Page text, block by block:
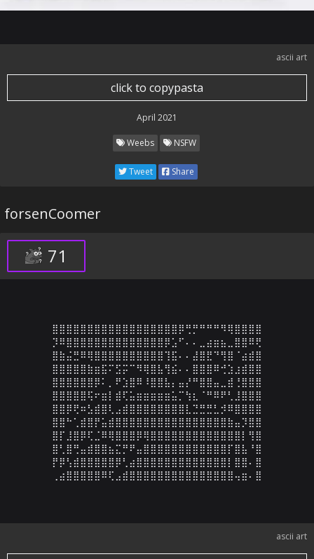
ascii art
click to copypasta
April 2021
Weebs NSFW
Tweet Share
forsenCoomer
71
⣿⣿⣿⣿⣿⣿⣿⣿⣿⣿⣿⣿⣿⣿⣿⣿⣿⣿⡿⢛⡛⠛⠛⠛⠻⢿⣿⣿⣿⣿
⡹⠿⣿⣿⣿⣿⣿⣿⣿⣿⣿⣿⣿⣿⣿⣿⡿⣡⠋⠄⠄⣀⣴⣶⣦⣀⣿⣿⠿⢟
⣿⣷⣬⣛⠿⢿⣿⣿⣿⣿⣿⣿⣿⣿⣿⣿⢹⣯⠄⠄⣼⣿⣟⠙⢻⣿⠈⣴⣾⣿
⣿⣿⣿⣿⣿⣷⣶⣯⠍⣫⡭⠉⠻⢿⣿⣧⢻⣮⠄⠄⣿⣿⣿⠿⢚⣱⣰⣾⣿⣿
⣿⣿⣿⣿⣿⣿⡿⠅⡀⠟⣱⣿⠿⠸⣿⣿⣧⡄⣤⡜⠛⣿⣿⣤⣀⣾⢘⣿⣿⣿
⣿⣿⣿⣿⣿⢯⠖⣶⡇⣾⢏⣥⣶⣶⣶⣶⣶⣥⡉⢳⣆⠈⠛⠿⠟⢃⣸⣿⣿⣿
⣿⣿⡿⢟⠶⣣⣾⣿⢇⣠⣾⣿⣿⣿⣿⣿⣿⣿⣿⣇⣙⣛⣛⣃⡺⠿⣿⣿⣿⣿
⣿⣿⠓⢁⣾⣿⡟⣥⣾⣿⣿⣿⣿⣿⣿⣿⣿⣿⣿⣿⣿⣿⣿⣿⣿⣷⣤⡹⣿⣿
⣿⡏⣸⣿⡿⢏⣈⠿⢿⣿⣿⣿⡿⢿⣿⣿⣿⣿⣿⣿⣿⣿⣿⣿⣿⣿⣿⡇⢻⣿
⣿⢃⣿⢛⣤⣾⣿⣿⣦⣍⡛⠟⣤⣿⣿⣿⣿⣿⣿⣿⣿⣿⣿⣿⣿⡏⣿⣧⠘⣿
⡟⡿⢣⣾⣿⣿⣿⣿⣿⡿⢃⣴⣿⣿⣿⣿⣿⣿⣿⣿⣿⣿⣿⣿⣿⡇⣿⣿⠄⣿
⢀⣴⣿⣿⣿⣿⣿⠿⢏⣠⣾⣿⣿⣿⣿⣿⣿⣿⣿⣿⣿⣿⣿⣿⣿⣿⢤⣶⠄⣿
ascii art